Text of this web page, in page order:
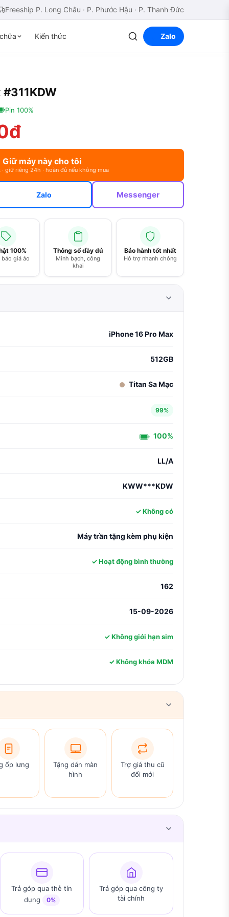
Freeship P. Long Châu · P. Phước Hậu · P. Thanh Đức
Kiến thức Zalo
Pin 100%
Giữ máy này cho tôi
giữ riêng 24h · hoàn đủ nếu không mua
Zalo Messenger
100%
giá ảo
Thông số đầy đủ
Minh bạch, công
khai
Bảo hành tốt nhất
Hỗ trợ nhanh chóng
iPhone 16 Pro Max
512GB
Titan Sa Mạc
99%
100%
LL/A
KWW***KDW
✓ Không có
Máy trần tặng kèm phụ kiện
✓ Hoạt động bình thường
162
15-09-2026
✓ Không giới hạn sim
✓ Không khóa MDM
ốp lưng
Tặng dán màn
hình
Trợ giá thu cũ
đổi mới
Trả góp qua thẻ tín
dụng
0%
Trả góp qua công ty
tài chính